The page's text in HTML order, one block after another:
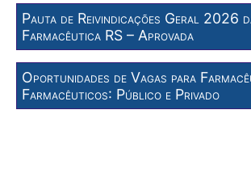
Pauta de Reivindicações Geral 2026
Farmacêutica RS – Aprovada
Oportunidades de Vagas para
Farmacêuticos: Público e Privado